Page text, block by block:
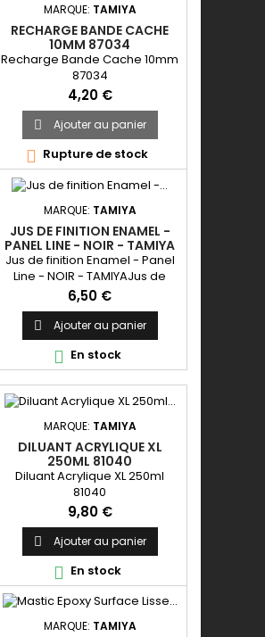
MARQUE: TAMIYA
RECHARGE BANDE CACHE
10MM 87034
Recharge Bande Cache 10mm
87034
Prix
4,20 €
 Ajouter au panier
 Rupture de stock
MARQUE: TAMIYA
JUS DE FINITION ENAMEL -
PANEL LINE - NOIR - TAMIYA
87131
Jus de finition Enamel - Panel
Line - NOIR - TAMIYAJus de
finition Enamel - Panel Line -
NOIR - TAMIYAVJus de finition
Enamel - Panel Line - NOIR -
TAMIYA
Prix
6,50 €
 Ajouter au panier
 En stock
MARQUE: TAMIYA
DILUANT ACRYLIQUE XL
250ML 81040
Diluant Acrylique XL 250ml
81040
Prix
9,80 €
 Ajouter au panier
 En stock
MARQUE: TAMIYA